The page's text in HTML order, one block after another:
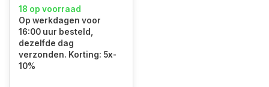
18 op voorraad
Op werkdagen voor
16:00 uur besteld,
dezelfde dag
verzonden. Korting: 5x-
10%